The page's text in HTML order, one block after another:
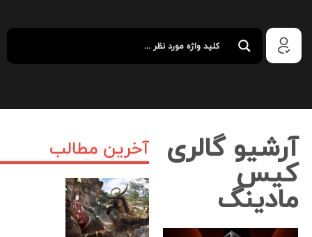
آخرین مطالب آرشیو گالری
کیس
مادینگ